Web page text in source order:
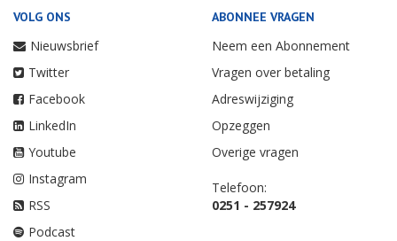
VOLG ONS
Nieuwsbrief
Twitter
Facebook
LinkedIn
Youtube
Instagram
RSS
Podcast
ABONNEE VRAGEN
Neem een Abonnement
Vragen over betaling
Adreswijziging
Opzeggen
Overige vragen
Telefoon:
0251 - 257924